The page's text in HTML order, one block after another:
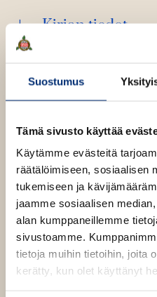
Suostumus
Tämä sivusto käyttää
Käytämme evästeitä
räätälöimiseen, sosiaalisen
tukemiseen ja
jaamme sosiaalisen
alan kumppaneillemme
sivustoamme.
tietoja muihin tietoihin, joita
kerätty, kun olet käyttänyt
Kirjan tiedot
Kirjan
Osta teos
K
u
u
n
t
E-kirja / epub2
B
o
o
k
b
Muut teokset